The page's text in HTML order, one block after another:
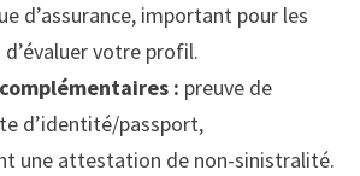
d’assurance, important pour les
votre profil.
: preuve de
d’identité/passport,
une attestation de non-sinistralité.